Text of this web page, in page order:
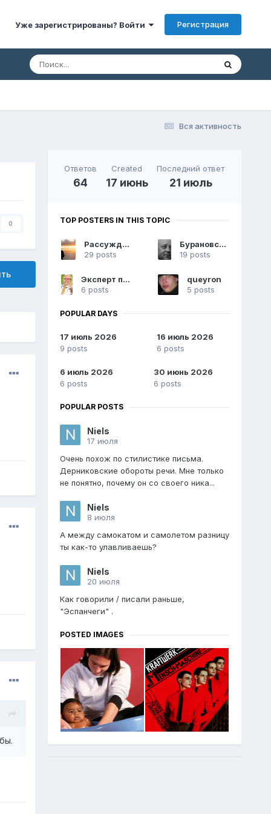
Уже зарегистрированы? Войти Регистрация
Вся активность
0
Ответов
64
Created
17 июнь
Последний ответ
21 июль
TOP POSTERS IN THIS TOPIC
Рассуждающий
29 posts
Бурановский Дед
19 posts
Эксперт психиатрии
6 posts
queyron
5 posts
POPULAR DAYS
17 июль 2026
9 posts
16 июль 2026
6 posts
6 июль 2026
6 posts
30 июнь 2026
6 posts
POPULAR POSTS
Niels
17 июля
Очень похож по стилистике письма.
Дерниковские обороты речи. Мне только
не понятно, почему он со своего ника...
Niels
8 июля
А между самокатом и самолетом разницу
ты как-то улавливаешь?
Niels
20 июля
Как говорили / писали раньше,
"Эспанчеги" .
POSTED IMAGES